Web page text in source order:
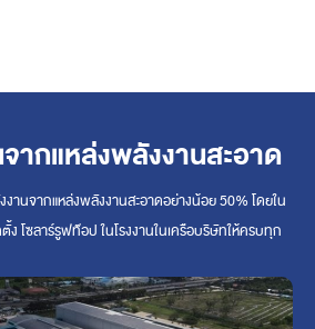
ากแหล่งพลังงานสะอาด
งานจากแหล่งพลังงานสะอาดอย่างน้อย 50% โดยใน
ง โซลาร์รูฟท๊อป ในโรงงานในเครือบริษัทให้ครบทุก